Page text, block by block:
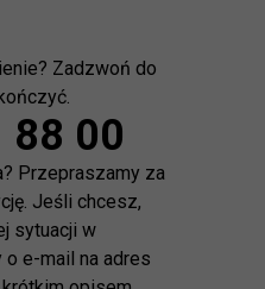
Zadzwoń do
88 00
Przepraszamy za
Jeśli chcesz,
sytuacji w
e-mail na adres